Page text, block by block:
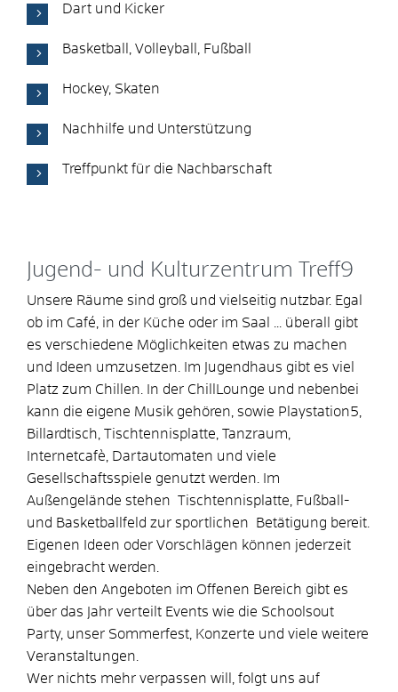
Dart und Kicker
Basketball, Volleyball, Fußball
Hockey, Skaten
Nachhilfe und Unterstützung
Treffpunkt für die Nachbarschaft
Jugend- und Kulturzentrum Treff9
Unsere Räume sind groß und vielseitig nutzbar. Egal
ob im Café, in der Küche oder im Saal ... überall gibt
es verschiedene Möglichkeiten etwas zu machen
und Ideen umzusetzen. Im Jugendhaus gibt es viel
Platz zum Chillen. In der ChillLounge und nebenbei
kann die eigene Musik gehören, sowie Playstation5,
Billardtisch, Tischtennisplatte, Tanzraum,
Internetcafè, Dartautomaten und viele
Gesellschaftsspiele genutzt werden. Im
Außengelände stehen Tischtennisplatte, Fußball-
und Basketballfeld zur sportlichen Betätigung bereit.
Eigenen Ideen oder Vorschlägen können jederzeit
eingebracht werden.
Neben den Angeboten im Offenen Bereich gibt es
über das Jahr verteilt Events wie die Schoolsout
Party, unser Sommerfest, Konzerte und viele weitere
Veranstaltungen.
Wer nichts mehr verpassen will, folgt uns auf